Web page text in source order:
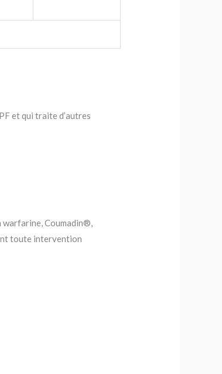
et qui traite d’autres
warfarine, Coumadin®,
toute intervention